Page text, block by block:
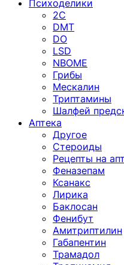
Психоделики
2C
DMT
DO
LSD
NBOME
Грибы
Мескалин
Триптамины
Шалфей
Аптека
Другое
Стероиды
Рецепты на
Феназепам
Ксанакс
Лирика
Баклосан
Фенибут
Амитриптилин
Габапентин
Трамадол